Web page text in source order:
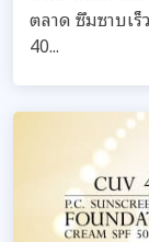
ตลาด ซึมซาบเร็
40...